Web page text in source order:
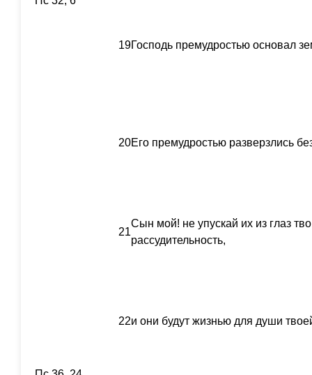
19Господь премудростью основал
20Его премудростью разверзлись
21
Сын мой! не упускай их из глаз
рассудительность,
22и они будут жизнью для души